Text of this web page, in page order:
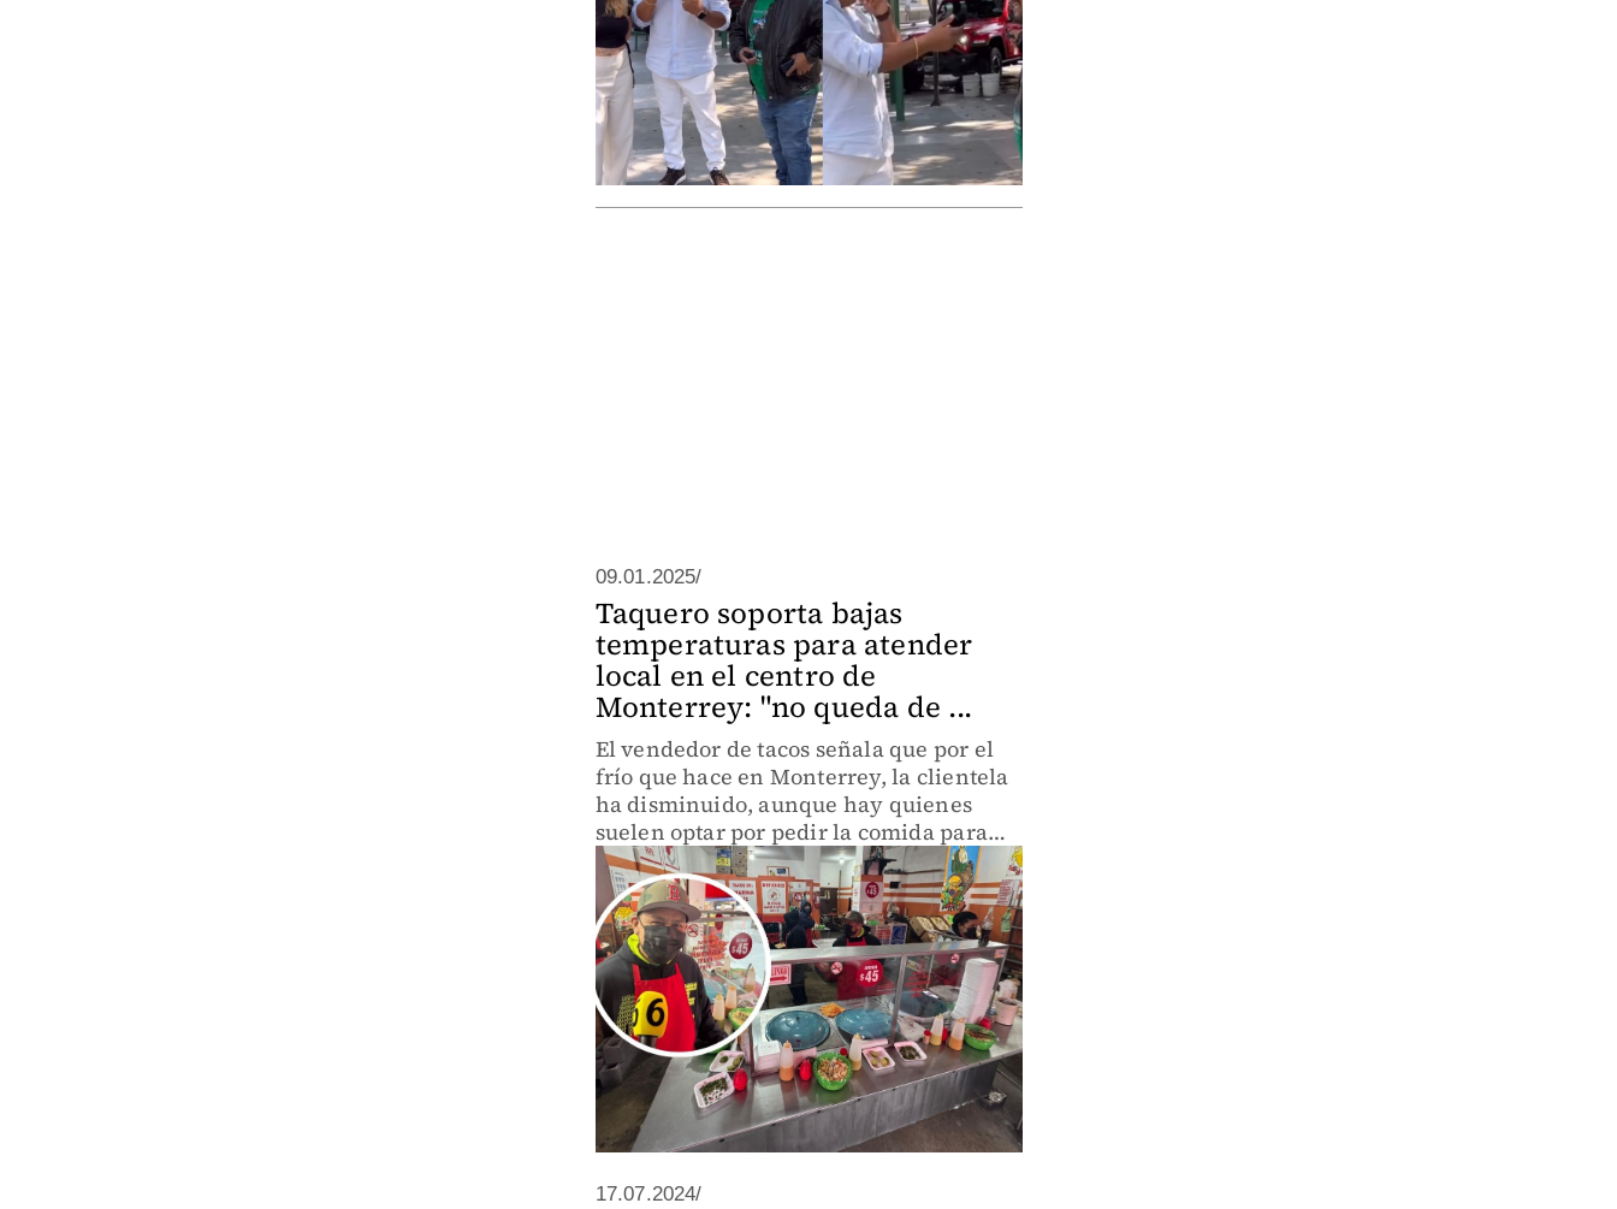
09.01.2025/
Taquero soporta bajas
temperaturas para atender
local en el centro de
Monterrey: "no queda de ...
El vendedor de tacos señala que por el
frío que hace en Monterrey, la clientela
ha disminuido, aunque hay quienes
suelen optar por pedir la comida para
llevar.
17.07.2024/